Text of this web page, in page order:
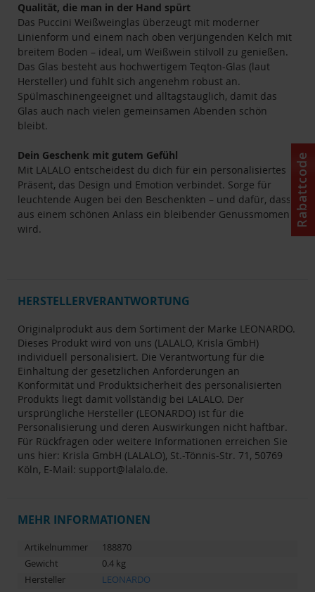
Qualität, die man in der Hand spürt
Das Puccini Weißweinglas überzeugt mit moderner
Linienform und einem nach oben verjüngenden Kelch mit
breitem Boden – ideal, um Weißwein stilvoll zu genießen.
Das Glas besteht aus hochwertigem Teqton-Glas (laut
Hersteller) und fühlt sich angenehm robust an.
Spülmaschinengeeignet und alltagstauglich, damit das
Glas auch nach vielen gemeinsamen Abenden schön
bleibt.
Dein Geschenk mit gutem Gefühl
Mit LALALO entscheidest du dich für ein personalisiertes
Präsent, das Design und Emotion verbindet. Sorge für
leuchtende Augen bei den Beschenkten – und dafür, dass
aus einem schönen Anlass ein bleibender Genussmoment
wird.
HERSTELLERVERANTWORTUNG
Originalprodukt aus dem Sortiment der Marke LEONARDO.
Dieses Produkt wird von uns (LALALO, Krisla GmbH)
individuell personalisiert. Die Verantwortung für die
Einhaltung der gesetzlichen Anforderungen an
Konformität und Produktsicherheit des personalisierten
Produkts liegt damit vollständig bei LALALO. Der
ursprüngliche Hersteller (LEONARDO) ist für die
Personalisierung und deren Auswirkungen nicht haftbar.
Für Rückfragen oder weitere Informationen erreichen Sie
uns hier: Krisla GmbH (LALALO), St.-Tönnis-Str. 71, 50769
Köln, E-Mail: support@lalalo.de.
MEHR INFORMATIONEN
Artikelnummer
188870
Gewicht
0.4 kg
Hersteller
LEONARDO
Rabattcode